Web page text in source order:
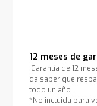
12 meses de
¡Garantía de 12
da saber que
todo un año.
*No incluida para